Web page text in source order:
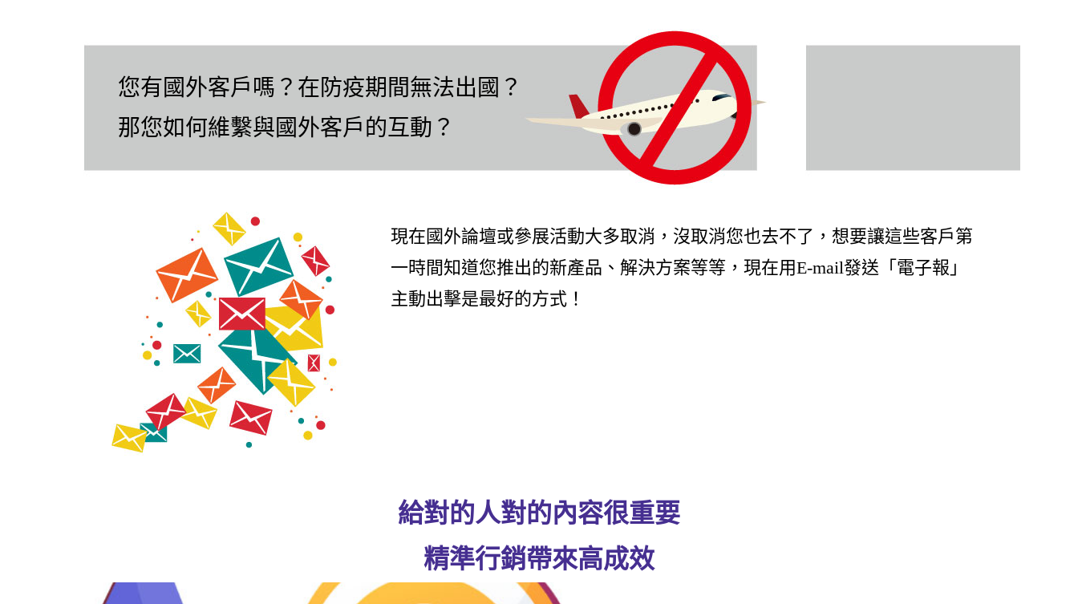
您有國外客戶嗎？在防疫期間無法出國？
那您如何維繫與國外客戶的互動？
現在國外論壇或參展活動大多取消，沒取消您也去不了，想要讓這些客戶第
一時間知道您推出的新產品、解決方案等等，現在用E-mail發送「電子報」
主動出擊是最好的方式！
給對的人對的內容很重要
精準行銷帶來高成效